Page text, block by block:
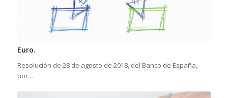
Euro.
Resolución de 28 de agosto de 2018, del Banco de España,
por…